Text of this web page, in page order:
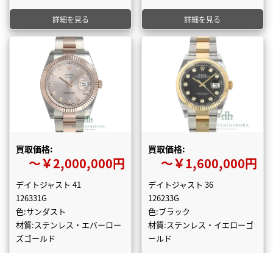
詳細を見る 詳細を見る
買取価格:
〜￥2,000,000円
デイトジャスト 41
126331G
色:サンダスト
材質:ステンレス・エバーロー
ズゴールド
買取価格:
〜￥1,600,000円
デイトジャスト 36
126233G
色:ブラック
材質:ステンレス・イエローゴ
ールド